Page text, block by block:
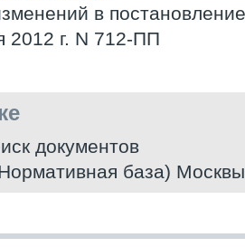
в
2012 г. N 712-ПП
документов
база) Москвы